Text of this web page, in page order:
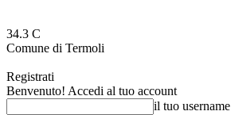
34.3 C
Comune di Termoli
Registrati
Benvenuto! Accedi al tuo account
il tuo username